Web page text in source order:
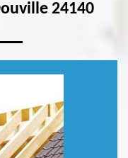
24140